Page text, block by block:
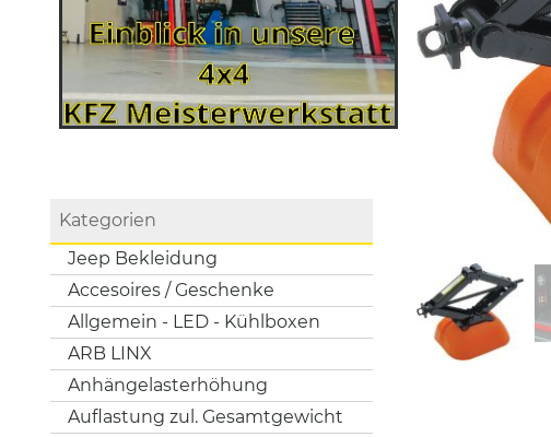
Kategorien
Jeep Bekleidung
Accesoires / Geschenke
Allgemein - LED - Kühlboxen
ARB LINX
Anhängelasterhöhung
Auflastung zul. Gesamtgewicht